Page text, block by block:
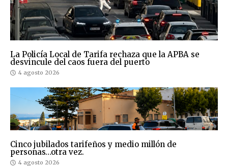
La Policía Local de Tarifa rechaza que la APBA se
desvincule del caos fuera del puerto
4 agosto 2026
Cinco jubilados tarifeños y medio millón de
personas…otra vez.
4 agosto 2026